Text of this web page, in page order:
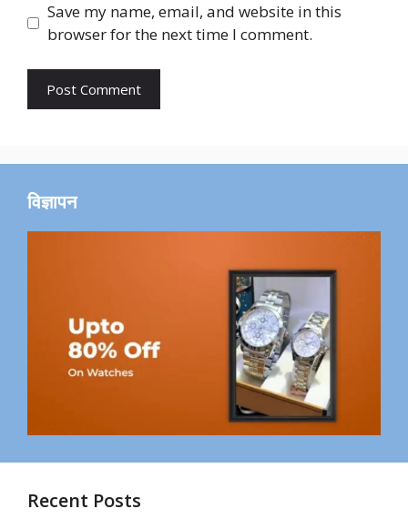
Save my name, email, and website in this
browser for the next time I comment.
विज्ञापन
Recent Posts